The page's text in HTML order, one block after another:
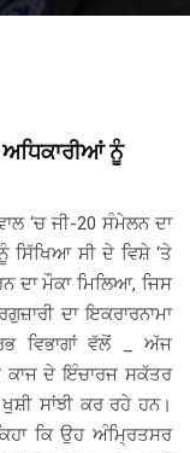
ਨੂੰ
‘ਚ ਜੀ-20 ਸੰਮੇਲਨ ਦਾ
ਸੀ ਦੇ ਵਿਸ਼ੇ ‘ਤੇ
ਦਾ ਮੌਕਾ ਮਿਲਿਆ, ਜਿਸ
ਦਾ ਇਕਰਾਰਨਾਮਾ
ਵਿਭਾਗਾਂ ਵੱਲੋਂ _ ਅੱਜ
ਦੇ ਇੰਚਾਰਜ ਸਕੱਤਰ
ਸਾਂਝੀ ਕਰ ਰਹੇ ਹਨ।
ਕਿ ਉਹ ਅੰਮ੍ਰਿਤਸਰ